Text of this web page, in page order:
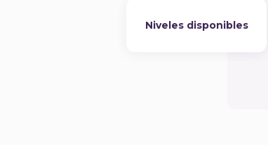
Niveles disponibles